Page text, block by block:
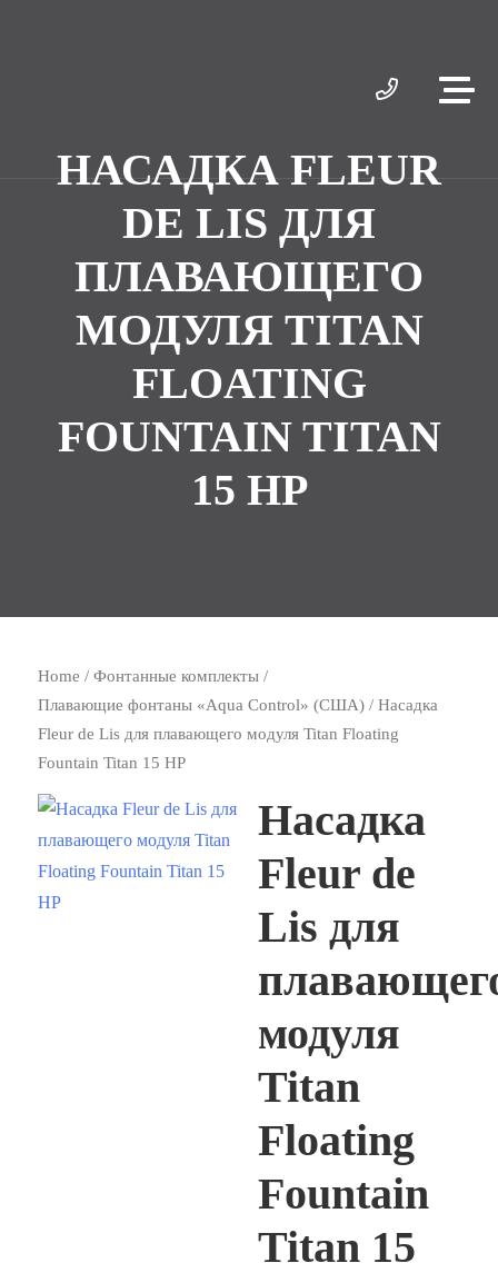
НАСАДКА FLEUR
DE LIS ДЛЯ
ПЛАВАЮЩЕГО
МОДУЛЯ TITAN
FLOATING
FOUNTAIN TITAN
15 HP
Home /Фонтанные комплекты /
Плавающие фонтаны «Aqua Control» (США) / Насадка
Fleur de Lis для плавающего модуля Titan Floating
Fountain Titan 15 HP
Насадка
Fleur de
Lis для
модуля
Titan
Floating
Fountain
Titan 15